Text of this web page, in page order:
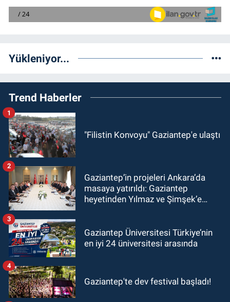
Yükleniyor...
Trend Haberler
"Filistin Konvoyu" Gaziantep'e ulaştı
1
Gaziantep’in projeleri Ankara’da
masaya yatırıldı: Gaziantep
heyetinden Yılmaz ve Şimşek’e
2
Gaziantep Üniversitesi Türkiye’nin
en iyi 24 üniversitesi arasında
3
Gaziantep'te dev festival başladı!
4